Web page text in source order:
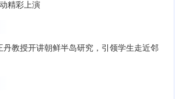
精彩上演
丹教授开讲朝鲜半岛研究，引领学生走近邻